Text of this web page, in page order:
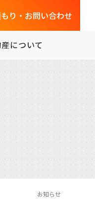
り・お問い合わせ
について
お知らせ